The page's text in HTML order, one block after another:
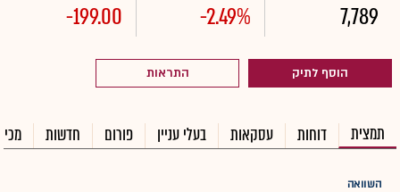
7,789
-2.49%
-199.00
הוסף לתיק התראות
תמצית דוחות עסקאות בעלי עניין פורום חדשות
השוואה